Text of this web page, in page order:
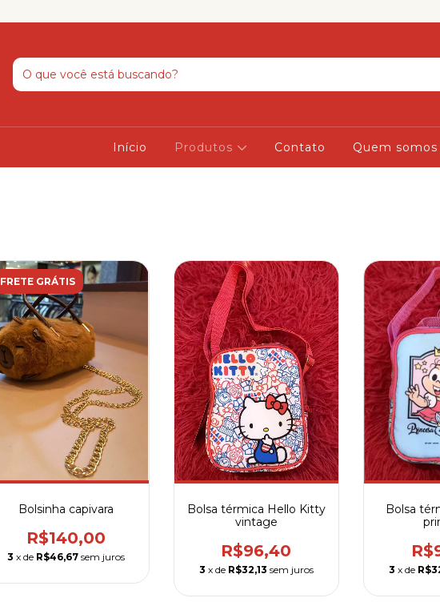
Início Produtos Contato Quem somos
FRETE GRÁTIS
Bolsinha capivara
R$140,00
3 x de R$46,67 sem juros
Bolsa térmica Hello Kitty
vintage
R$96,40
3 x de R$32,13 sem juros
Bolsa
3 x de